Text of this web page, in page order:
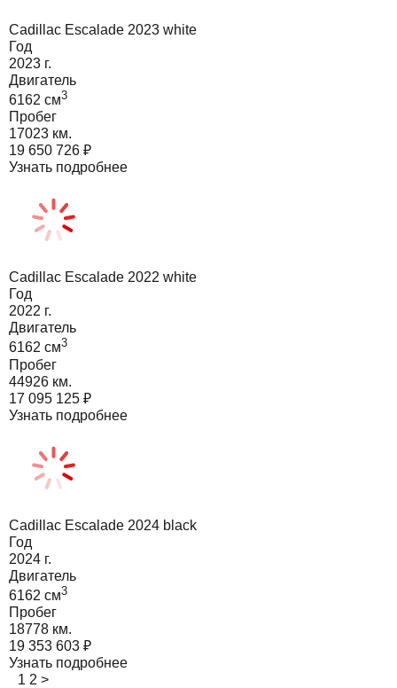
Cadillac Escalade 2023 white
Год
2023 г.
Двигатель
6162 cм3
Пробег
17023 км.
19 650 726 ₽
Узнать подробнее
Cadillac Escalade 2022 white
Год
2022 г.
Двигатель
6162 cм3
Пробег
44926 км.
17 095 125 ₽
Узнать подробнее
Cadillac Escalade 2024 black
Год
2024 г.
Двигатель
6162 cм3
Пробег
18778 км.
19 353 603 ₽
Узнать подробнее
1 2 >